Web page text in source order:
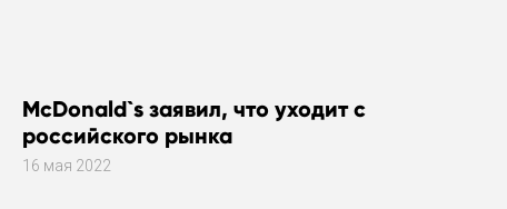
McDonald`s заявил, что уходит с
российского рынка
16 мая 2022